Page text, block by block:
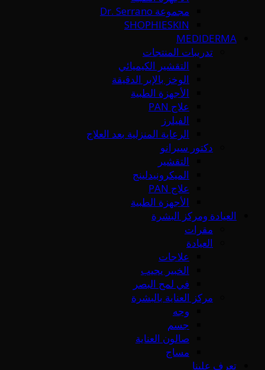
مجموعة Dr. Serrano
SHOPHIESKIN
MEDIDERMA
تدريبات المنتجات
التقشير الكيميائي
الوخز بالإبر الدقيقة
الأجهزة الطبية
علاج PAN
الفيلرز
الرعاية المنزلية بعد العلاج
دكتور سيرانو
التقشير
الميكرونيدلينج
علاج PAN
الأجهزة الطبية
العيادة ومركز البشرة
مقرات
العيادة
علاجات
الخبير يجيب
في لمح البصر
مركز العناية بالبشرة
وجه
جسم
صالون العناية
مساج
تعرف علينا